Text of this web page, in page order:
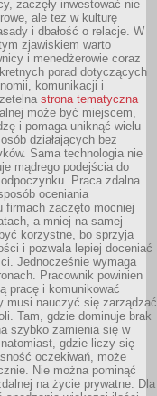
zaczęły inwestować nie
ale też w kulturę
i dbałość o relacje. W
zjawiskiem warto
i menedżerowie coraz
porad dotyczących
komunikacji i
strona tematyczna
może być miejscem,
i pomaga uniknąć wielu
działających bez
Sama technologia nie
mądrego podejścia do
Praca zdalna
oceniania
firmach zaczęto mocniej
a mniej na samej
korzystne, bo sprzyja
i pozwala lepiej doceniać
Jednocześnie wymaga
Pracownik powinien
pracę i komunikować
musi nauczyć się zarządzać
Tam, gdzie dominuje brak
szybko zamienia się w
natomiast, gdzie liczy się
oczekiwań, może
Nie można pominąć
na życie prywatne. Dla